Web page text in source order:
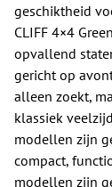
geschiktheid
CLIFF 4×4
opvallend
gericht op
alleen zoekt,
klassiek
modellen zijn
compact,
modellen zijn